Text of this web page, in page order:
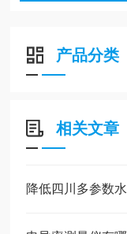
产品分类
相关文章
降低四川多参数